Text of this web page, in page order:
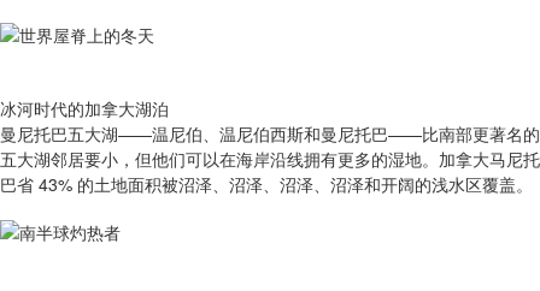
冰河时代的加拿大湖泊
曼尼托巴五大湖——温尼伯、温尼伯西斯和曼尼托巴——比南部更著名的
五大湖邻居要小，但他们可以在海岸沿线拥有更多的湿地。加拿大马尼托
巴省 43% 的土地面积被沼泽、沼泽、沼泽、沼泽和开阔的浅水区覆盖。